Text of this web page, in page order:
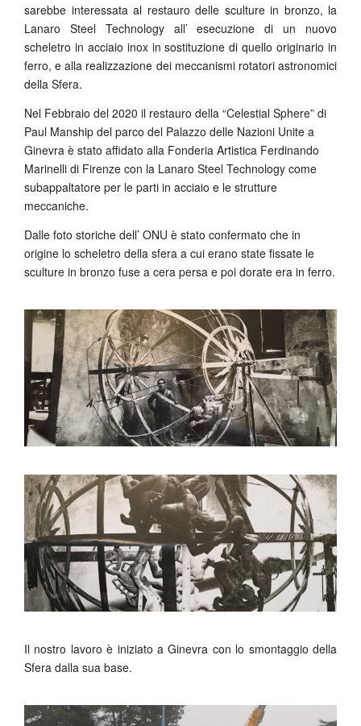
sarebbe interessata al restauro delle sculture in bronzo, la
Lanaro Steel Technology all’ esecuzione di un nuovo
scheletro in acciaio inox in sostituzione di quello originario in
ferro, e alla realizzazione dei meccanismi rotatori astronomici
della Sfera.
Nel Febbraio del 2020 il restauro della “Celestial Sphere” di
Paul Manship del parco del Palazzo delle Nazioni Unite a
Ginevra è stato affidato alla Fonderia Artistica Ferdinando
Marinelli di Firenze con la Lanaro Steel Technology come
subappaltatore per le parti in acciaio e le strutture
meccaniche.
Dalle foto storiche dell’ ONU è stato confermato che in
origine lo scheletro della sfera a cui erano state fissate le
sculture in bronzo fuse a cera persa e poi dorate era in ferro.
Il nostro lavoro è iniziato a Ginevra con lo smontaggio della
Sfera dalla sua base.